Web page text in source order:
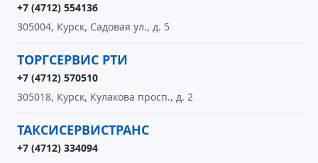
+7 (4712) 554136
305004, Курск, Садовая ул., д. 5
ТОРГСЕРВИС РТИ
+7 (4712) 570510
305018, Курск, Кулакова просп., д. 2
ТАКСИСЕРВИСТРАНС
+7 (4712) 334094